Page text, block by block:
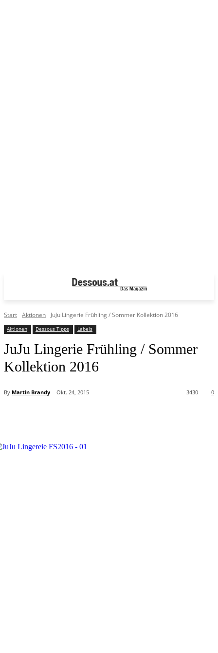
Start Aktionen JuJu Lingerie Frühling / Sommer Kollektion 2016
Aktionen Dessous Tipps Labels
JuJu Lingerie Frühling / Sommer
Kollektion 2016
By Martin Brandy Okt. 24, 2015 0
3430